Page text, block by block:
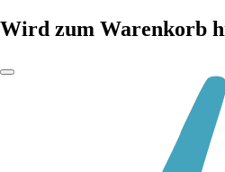
Wird zum Warenkorb